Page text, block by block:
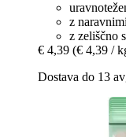
z
z zeliščno
€ 4,39 (€ 4,39 /
Dostava do 13